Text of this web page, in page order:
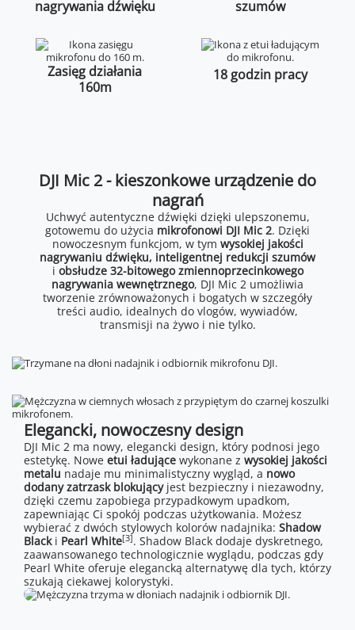
nagrywania dźwięku
szumów
Zasięg działania
160m
18 godzin pracy
DJI Mic 2 - kieszonkowe urządzenie do
nagrań
Uchwyć autentyczne dźwięki dzięki ulepszonemu,
gotowemu do użycia mikrofonowi DJI Mic 2. Dzięki
nowoczesnym funkcjom, w tym wysokiej jakości
nagrywaniu dźwięku, inteligentnej redukcji szumów
i obsłudze 32-bitowego zmiennoprzecinkowego
nagrywania wewnętrznego, DJI Mic 2 umożliwia
tworzenie zrównoważonych i bogatych w szczegóły
treści audio, idealnych do vlogów, wywiadów,
transmisji na żywo i nie tylko.
Elegancki, nowoczesny design
DJI Mic 2 ma nowy, elegancki design, który podnosi jego
estetykę. Nowe etui ładujące wykonane z wysokiej jakości
metalu nadaje mu minimalistyczny wygląd, a nowo
dodany zatrzask blokującyjest bezpieczny i niezawodny,
dzięki czemu zapobiega przypadkowym upadkom,
zapewniając Ci spokój podczas użytkowania. Możesz
wybierać z dwóch stylowych kolorów nadajnika: Shadow
Black i Pearl White[3]. Shadow Black dodaje dyskretnego,
zaawansowanego technologicznie wyglądu, podczas gdy
Pearl White oferuje elegancką alternatywę dla tych, którzy
szukają ciekawej kolorystyki.